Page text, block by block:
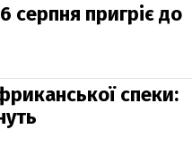
серпня пригріє до
спеки: